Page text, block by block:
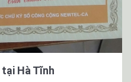
Hà Tĩnh